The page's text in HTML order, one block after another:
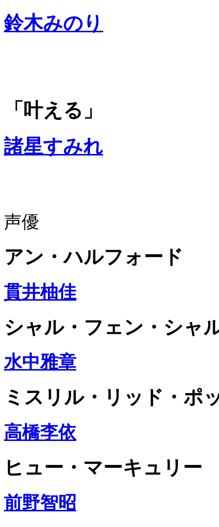
鈴木みのり
「叶える」
諸星すみれ
声優
アン・ハルフォード
貫井柚佳
シャル・フェン・シャ
水中雅章
ミスリル・リッド・ポ
高橋李依
ヒュー・マーキュリー
前野智昭